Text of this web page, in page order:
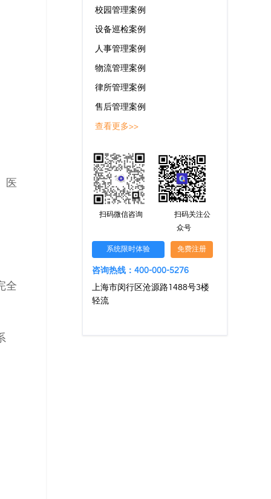
医
全
校园管理案例
设备巡检案例
人事管理案例
物流管理案例
律所管理案例
售后管理案例
查看更多>>
扫码微信咨询
扫码关注公
众号
系统限时体验 免费注册
咨询热线：400-000-5276
上海市闵行区沧源路1488号3楼
轻流